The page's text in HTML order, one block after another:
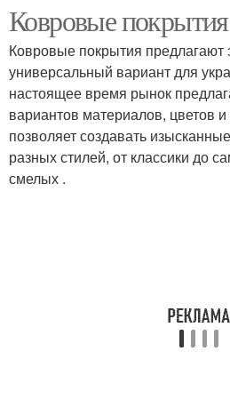
Ковровые
Ковровые покрытия предлагают
универсальный вариант для
настоящее время рынок
вариантов материалов, цветов
позволяет создавать
разных стилей, от классики до
смелых .